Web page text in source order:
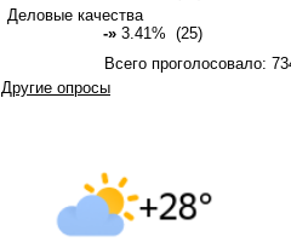
Деловые качества
-» 3.41% (25)
Всего проголосовало:
Другие опросы